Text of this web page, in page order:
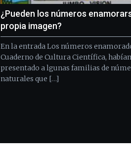
monólogos,
exposiciones,
conferencias,
y
espectáculos
del
de
¿Pueden los números
propia imagen?
En la entrada Los números
Cuaderno de Cultura Científica,
presentado a lgunas familias de
naturales que […]